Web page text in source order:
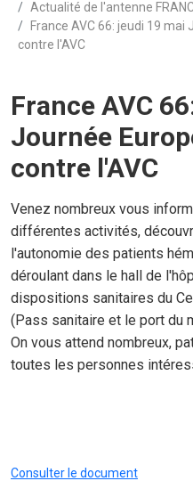
Actualité de l'antenne
France AVC 66: jeudi 19
contre l'AVC
France AVC
Journée
contre l'AVC
Venez nombreux vous
différentes activités,
l'autonomie des patients
déroulant dans le hall de
dispositions sanitaires du
(Pass sanitaire et le port du
On vous attend nombreux,
toutes les personnes
Consulter le document